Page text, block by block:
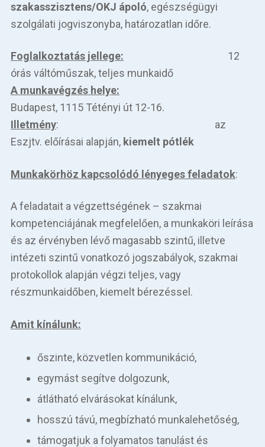
szakasszisztens/OKJ ápoló, egészségügyi
szolgálati jogviszonyba, határozatlan időre.
Foglalkoztatás jellege:
12
órás váltóműszak, teljes munkaidő
A munkavégzés helye:
Budapest, 1115 Tétényi út 12-16.
Illetmény: az
Eszjtv. előírásai alapján, kiemelt pótlék
Munkakörhöz kapcsolódó lényeges feladatok:
A feladatait a végzettségének – szakmai
kompetenciájának megfelelően, a munkaköri leírása
és az érvényben lévő magasabb szintű, illetve
intézeti szintű vonatkozó jogszabályok, szakmai
protokollok alapján végzi teljes, vagy
részmunkaidőben, kiemelt bérezéssel.
Amit kínálunk:
őszinte, közvetlen kommunikáció,
egymást segítve dolgozunk,
átlátható elvárásokat kínálunk,
hosszú távú, megbízható munkalehetőség,
támogatjuk a folyamatos tanulást és